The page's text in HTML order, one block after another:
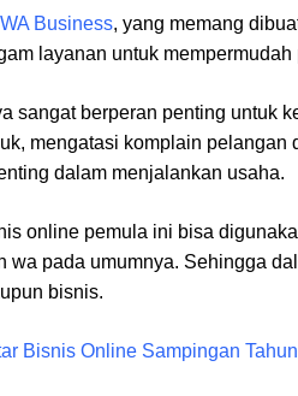
WA Business, yang memang
layanan untuk
sangat berperan penting untuk
mengatasi komplain
dalam menjalankan usaha.
online pemula ini bisa
wa pada umumnya. Sehingga
bisnis.
Bisnis Online Sampingan